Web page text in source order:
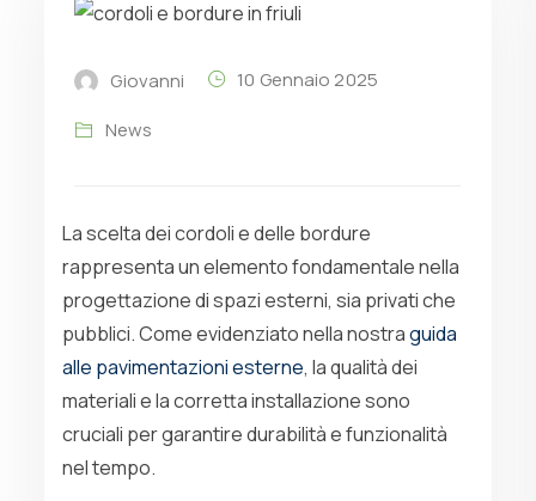
Giovanni
10 Gennaio 2025
News
La scelta dei cordoli e delle bordure
rappresenta un elemento fondamentale nella
progettazione di spazi esterni, sia privati che
pubblici. Come evidenziato nella nostraguida
alle pavimentazioni esterne, la qualità dei
materiali e la corretta installazione sono
cruciali per garantire durabilità e funzionalità
nel tempo.